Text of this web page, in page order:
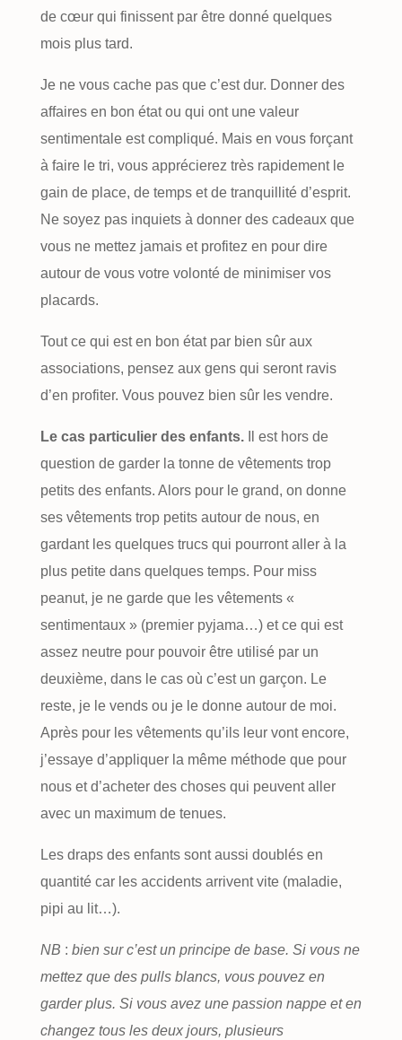
de cœur qui finissent par être donné quelques
mois plus tard.
Je ne vous cache pas que c’est dur. Donner des
affaires en bon état ou qui ont une valeur
sentimentale est compliqué. Mais en vous forçant
à faire le tri, vous apprécierez très rapidement le
gain de place, de temps et de tranquillité d’esprit.
Ne soyez pas inquiets à donner des cadeaux que
vous ne mettez jamais et profitez en pour dire
autour de vous votre volonté de minimiser vos
placards.
Tout ce qui est en bon état par bien sûr aux
associations, pensez aux gens qui seront ravis
d’en profiter. Vous pouvez bien sûr les vendre.
Le cas particulier des enfants.Il est hors de
question de garder la tonne de vêtements trop
petits des enfants. Alors pour le grand, on donne
ses vêtements trop petits autour de nous, en
gardant les quelques trucs qui pourront aller à la
plus petite dans quelques temps. Pour miss
peanut, je ne garde que les vêtements «
sentimentaux » (premier pyjama…) et ce qui est
assez neutre pour pouvoir être utilisé par un
deuxième, dans le cas où c’est un garçon. Le
reste, je le vends ou je le donne autour de moi.
Après pour les vêtements qu’ils leur vont encore,
j’essaye d’appliquer la même méthode que pour
nous et d’acheter des choses qui peuvent aller
avec un maximum de tenues.
Les draps des enfants sont aussi doublés en
quantité car les accidents arrivent vite (maladie,
pipi au lit…).
NB : bien sur c’est un principe de base. Si vous ne
mettez que des pulls blancs, vous pouvez en
garder plus. Si vous avez une passion nappe et en
changez tous les deux jours, plusieurs